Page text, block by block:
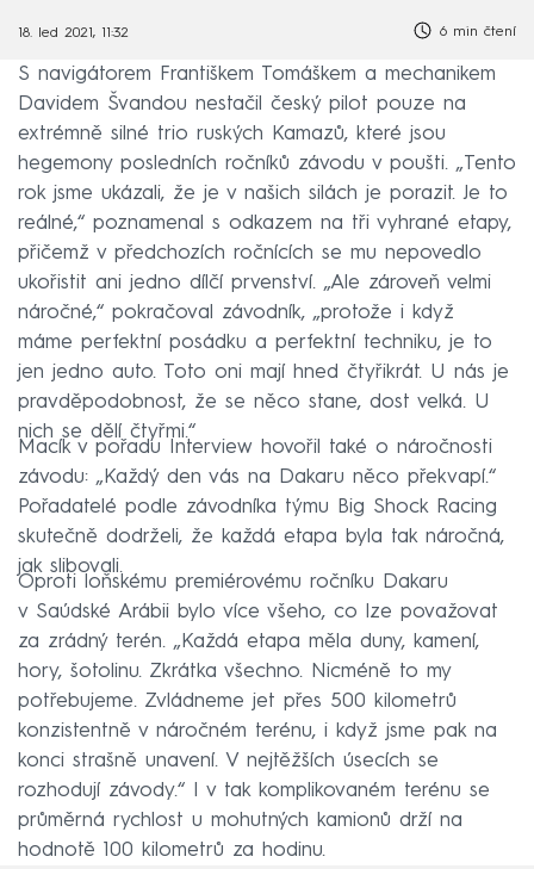
18. led 2021, 11:32 6 min čtení
S navigátorem Františkem Tomáškem a mechanikem
Davidem Švandou nestačil český pilot pouze na
extrémně silné trio ruských Kamazů, které jsou
hegemony posledních ročníků závodu v poušti. „Tento
rok jsme ukázali, že je v našich silách je porazit. Je to
reálné,“ poznamenal s odkazem na tři vyhrané etapy,
přičemž v předchozích ročnících se mu nepovedlo
ukořistit ani jedno dílčí prvenství. „Ale zároveň velmi
náročné,“ pokračoval závodník, „protože i když
máme perfektní posádku a perfektní techniku, je to
jen jedno auto. Toto oni mají hned čtyřikrát. U nás je
pravděpodobnost, že se něco stane, dost velká. U
nich se dělí čtyřmi.“
Macík v pořadu Interview hovořil také o náročnosti
závodu: „Každý den vás na Dakaru něco překvapí.“
Pořadatelé podle závodníka týmu Big Shock Racing
skutečně dodrželi, že každá etapa byla tak náročná,
jak slibovali.
Oproti loňskému premiérovému ročníku Dakaru
v Saúdské Arábii bylo více všeho, co lze považovat
za zrádný terén. „Každá etapa měla duny, kamení,
hory, šotolinu. Zkrátka všechno. Nicméně to my
potřebujeme. Zvládneme jet přes 500 kilometrů
konzistentně v náročném terénu, i když jsme pak na
konci strašně unavení. V nejtěžších úsecích se
rozhodují závody.“ I v tak komplikovaném terénu se
průměrná rychlost u mohutných kamionů drží na
hodnotě 100 kilometrů za hodinu.